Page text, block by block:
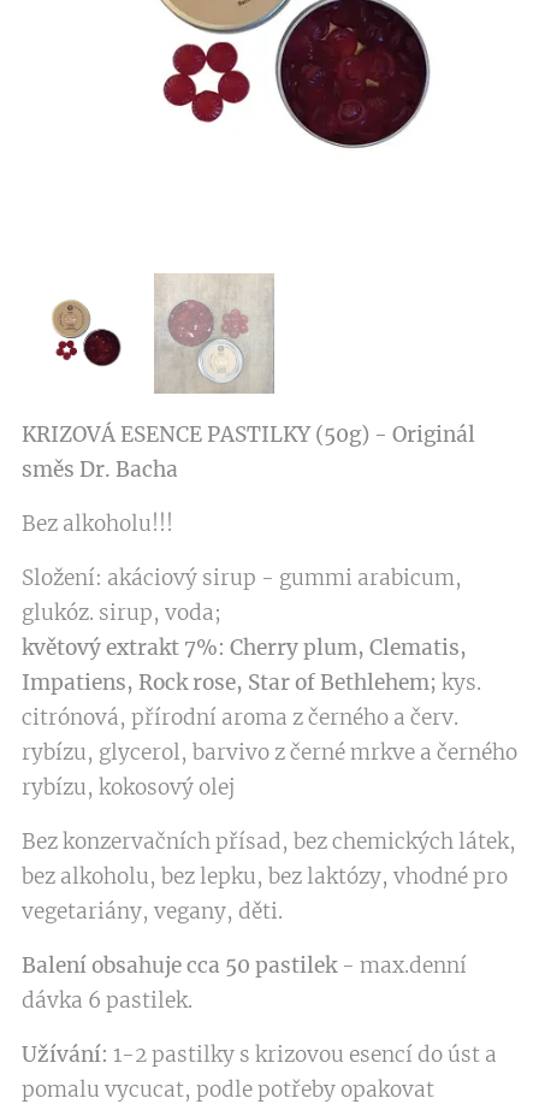
KRIZOVÁ ESENCE PASTILKY (50g) - Originál
směs Dr. Bacha
Bez alkoholu!!!
Složení: akáciový sirup - gummi arabicum,
glukóz. sirup, voda;
květový extrakt 7%: Cherry plum, Clematis,
Impatiens, Rock rose, Star of Bethlehem; kys.
citrónová, přírodní aroma z černého a červ.
rybízu, glycerol, barvivo z černé mrkve a černého
rybízu, kokosový olej
Bez konzervačních přísad, bez chemických látek,
bez alkoholu, bez lepku, bez laktózy, vhodné pro
vegetariány, vegany, děti.
Balení obsahuje cca 50 pastilek - max.denní
dávka 6 pastilek.
Užívání: 1-2 pastilky s krizovou esencí do úst a
pomalu vycucat, podle potřeby opakovat